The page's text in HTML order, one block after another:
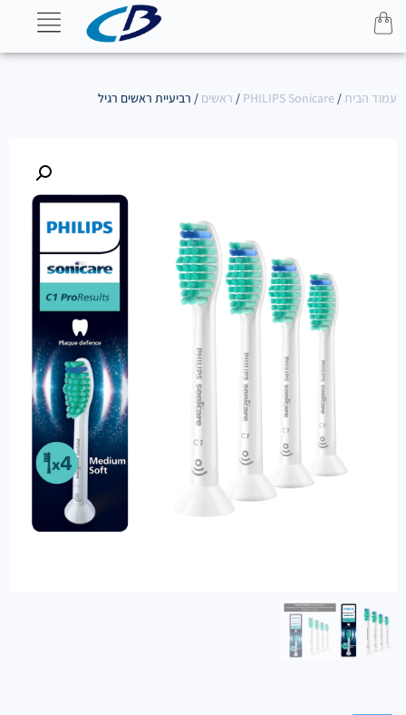
עמוד הבית/
PHILIPS Sonicare
/ ראשים / רביעיית ראשים רגיל